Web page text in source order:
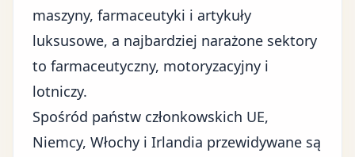
maszyny, farmaceutyki i artykuły
luksusowe, a najbardziej narażone sektory
to farmaceutyczny, motoryzacyjny i
lotniczy.
Spośród państw członkowskich UE,
Niemcy, Włochy i Irlandia przewidywane są